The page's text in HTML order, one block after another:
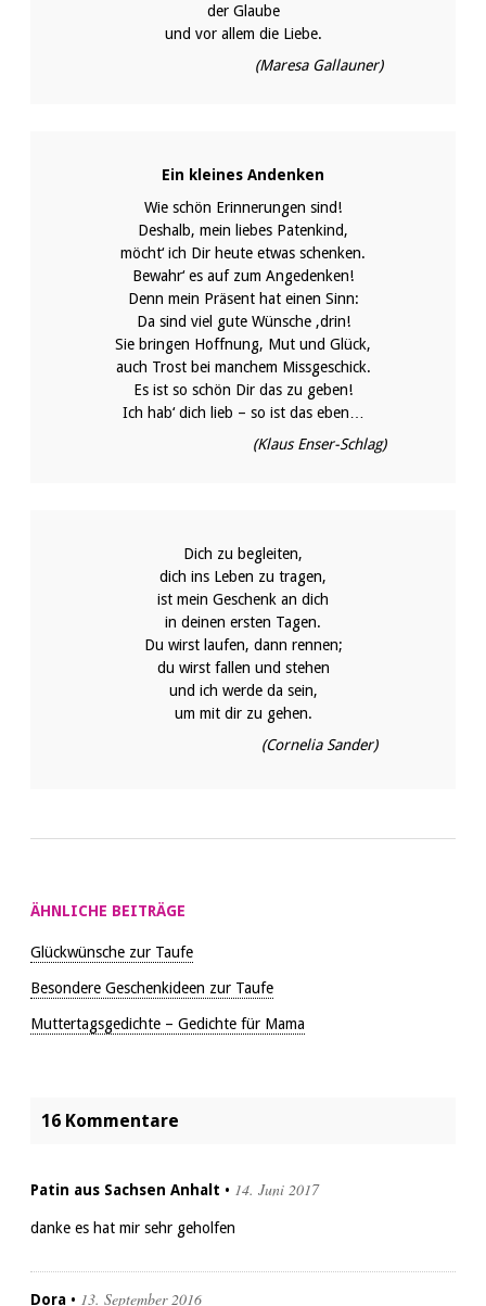
der Glaube
und vor allem die Liebe.
(Maresa Gallauner)
Ein kleines Andenken
Wie schön Erinnerungen sind!
Deshalb, mein liebes Patenkind,
möcht‘ ich Dir heute etwas schenken.
Bewahr‘ es auf zum Angedenken!
Denn mein Präsent hat einen Sinn:
Da sind viel gute Wünsche ‚drin!
Sie bringen Hoffnung, Mut und Glück,
auch Trost bei manchem Missgeschick.
Es ist so schön Dir das zu geben!
Ich hab‘ dich lieb – so ist das eben…
(Klaus Enser-Schlag)
Dich zu begleiten,
dich ins Leben zu tragen,
ist mein Geschenk an dich
in deinen ersten Tagen.
Du wirst laufen, dann rennen;
du wirst fallen und stehen
und ich werde da sein,
um mit dir zu gehen.
(Cornelia Sander)
ÄHNLICHE BEITRÄGE
Glückwünsche zur Taufe
Besondere Geschenkideen zur Taufe
Muttertagsgedichte – Gedichte für Mama
16 Kommentare
Patin aus Sachsen Anhalt • 14. Juni 2017
danke es hat mir sehr geholfen
Dora • 13. September 2016